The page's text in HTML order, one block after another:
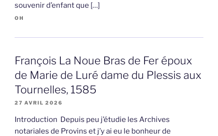
souvenir d’enfant que […]
OH
François La Noue Bras de Fer époux
de Marie de Luré dame du Plessis aux
Tournelles, 1585
27 AVRIL 2026
Introduction Depuis peu j’étudie les Archives
notariales de Provins et j’y ai eu le bonheur de